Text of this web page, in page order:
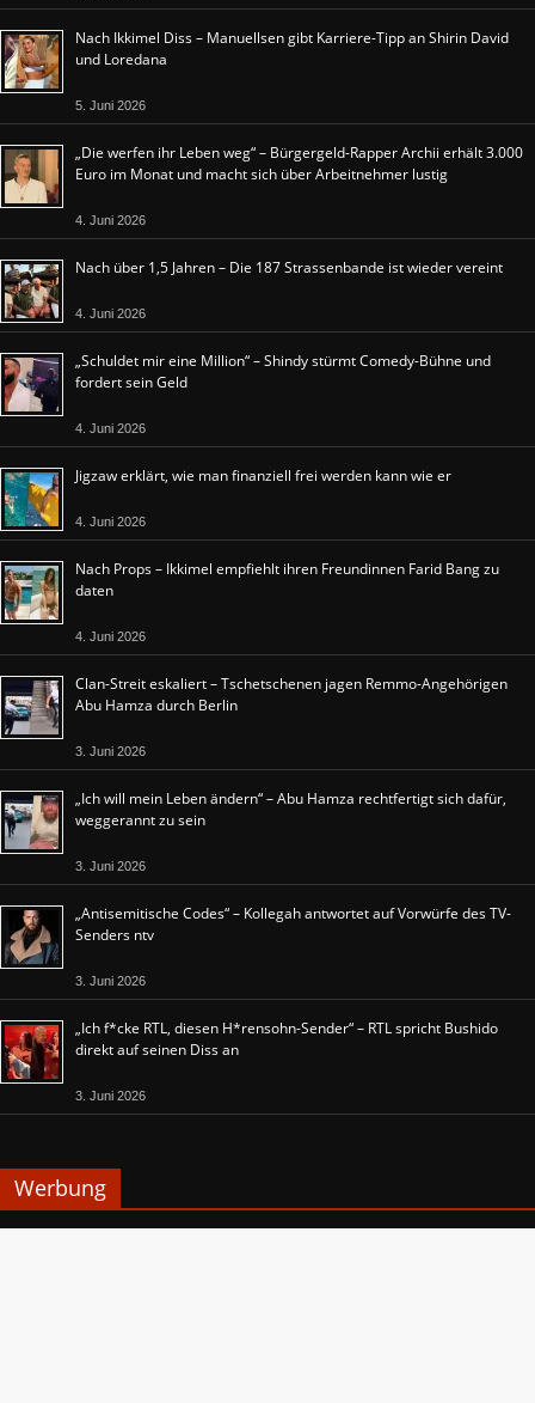
Nach Ikkimel Diss – Manuellsen gibt Karriere-Tipp an Shirin David
und Loredana
5. Juni 2026
„Die werfen ihr Leben weg“ – Bürgergeld-Rapper Archii erhält 3.000
Euro im Monat und macht sich über Arbeitnehmer lustig
4. Juni 2026
Nach über 1,5 Jahren – Die 187 Strassenbande ist wieder vereint
4. Juni 2026
„Schuldet mir eine Million“ – Shindy stürmt Comedy-Bühne und
fordert sein Geld
4. Juni 2026
Jigzaw erklärt, wie man finanziell frei werden kann wie er
4. Juni 2026
Nach Props – Ikkimel empfiehlt ihren Freundinnen Farid Bang zu
daten
4. Juni 2026
Clan-Streit eskaliert – Tschetschenen jagen Remmo-Angehörigen
Abu Hamza durch Berlin
3. Juni 2026
„Ich will mein Leben ändern“ – Abu Hamza rechtfertigt sich dafür,
weggerannt zu sein
3. Juni 2026
„Antisemitische Codes“ – Kollegah antwortet auf Vorwürfe des TV-
Senders ntv
3. Juni 2026
„Ich f*cke RTL, diesen H*rensohn-Sender“ – RTL spricht Bushido
direkt auf seinen Diss an
3. Juni 2026
Werbung